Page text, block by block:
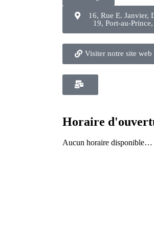
16, Rue E. Janvier,
19, Port-au-
Visiter notre site web
Horaire
Aucun horaire disponible…